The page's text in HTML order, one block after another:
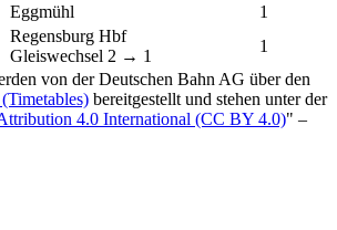
Eggmühl
1
Regensburg Hbf
Gleiswechsel 2 → 1
1
von der Deutschen Bahn AG über den
bereitgestellt und stehen unter der
4.0 International (CC BY 4.0)" –